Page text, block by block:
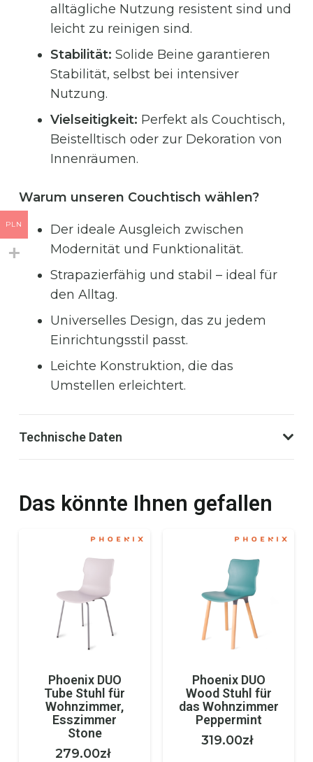
alltägliche Nutzung resistent sind und
leicht zu reinigen sind.
Stabilität: Solide Beine garantieren
Stabilität, selbst bei intensiver
Nutzung.
Vielseitigkeit: Perfekt als Couchtisch,
Beistelltisch oder zur Dekoration von
Innenräumen.
Warum unseren Couchtisch wählen?
Der ideale Ausgleich zwischen
Modernität und Funktionalität.
Strapazierfähig und stabil – ideal für
den Alltag.
Universelles Design, das zu jedem
Einrichtungsstil passt.
Leichte Konstruktion, die das
Umstellen erleichtert.
Technische Daten
Das könnte Ihnen gefallen
Phoenix DUO
Tube Stuhl für
Wohnzimmer,
Esszimmer
Stone
279.00zł
Phoenix DUO
Wood Stuhl für
das Wohnzimmer
Peppermint
319.00zł
PLN